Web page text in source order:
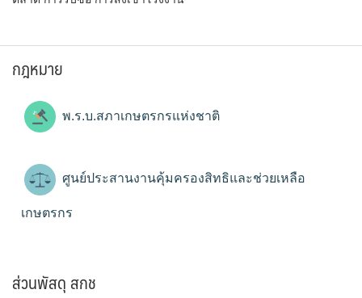
กฎหมาย
พ.ร.บ.สภาเกษตรกรแห่งชาติ
ศูนย์ประสานงานคุ้มครองสิทธิและช่วยเหลือ
เกษตรกร
ส่วนพัสดุ สกช